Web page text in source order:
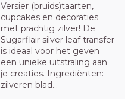
Versier (bruids)taarten,
cupcakes en decoraties
met prachtig zilver! De
Sugarflair silver leaf transfer
is ideaal voor het geven
een unieke uitstraling aan
je creaties. Ingrediënten:
zilveren blad...